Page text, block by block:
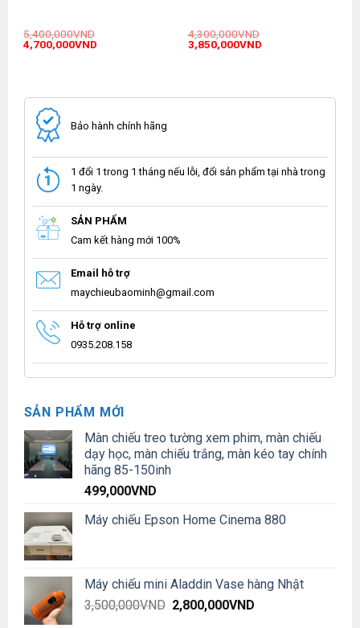
5,400,000VND
Original
price
4,700,000VND
4,300,000VND
Original
price
3,850,000VNDCurrent
Bảo hành chính hãng
1 đổi 1 trong 1 tháng nếu lỗi, đổi sản phẩm tại nhà trong
1 ngày.
SẢN PHẨM
Cam kết hàng mới 100%
Email hỗ trợ
maychieubaominh@gmail.com
Hỗ trợ online
0935.208.158
SẢN PHẨM MỚI
Màn chiếu treo tường xem phim, màn chiếu
dạy học, màn chiếu trắng, màn kéo tay chính
hãng 85-150inh
499,000VND
Máy chiếu Epson Home Cinema 880
Máy chiếu mini Aladdin Vase hàng Nhật
3,500,000VND Original
2,800,000VND